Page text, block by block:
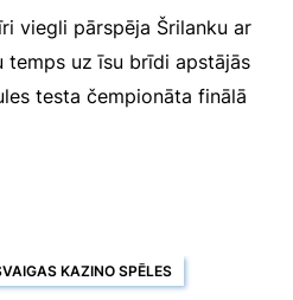
viegli pārspēja Šrilanku ar
temps uz īsu brīdi apstājās
testa čempionāta finālā
KAZINO SPĒLES